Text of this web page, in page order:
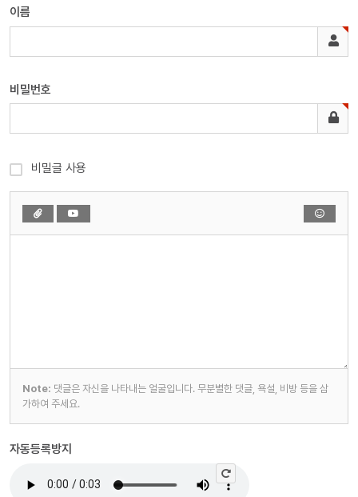
이름
비밀번호
비밀글 사용
Note: 댓글은 자신을 나타내는 얼굴입니다. 무분별한 댓글, 욕설, 비방 등을 삼
가하여 주세요.
자동등록방지